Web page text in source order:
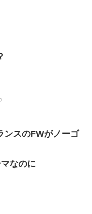
ンスのFWがノーゴ
なのに